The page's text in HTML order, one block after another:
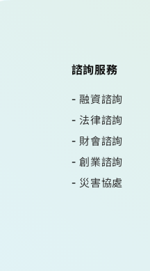
諮詢服務
融資諮詢
法律諮詢
財會諮詢
創業諮詢
災害協處